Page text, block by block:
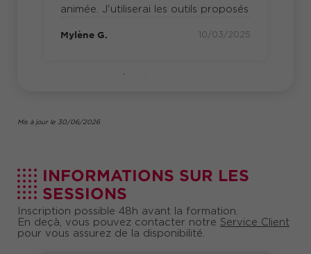
efficaces pour convaincre et faire valoir vos
idées, tout en renforçant votre présence et
votre autorité, et toujours dans une logique de
convaincre sans manipuler.
animée. J'utiliserai les outils proposés
Mylène G. 10/03/2025
Mis à jour le 30/06/2026
INFORMATIONS SUR LES
SESSIONS
Inscription possible 48h avant la formation.
En deçà, vous pouvez contacter notre Service Client
pour vous assurez de la disponibilité.